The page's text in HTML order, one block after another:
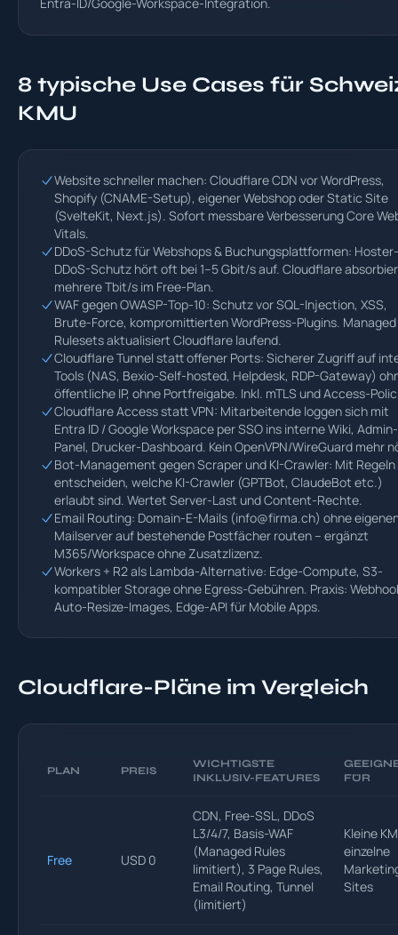
8 typische Use Cases für
KMU
Website schneller machen: Cloudflare CDN vor WordPress,
Shopify (CNAME-Setup), eigener Webshop oder Static Site
(SvelteKit, Next.js). Sofort messbare Verbesserung Core
Vitals.
DDoS-Schutz für Webshops & Buchungsplattformen: Hoster-
DDoS-Schutz hört oft bei 1–5 Gbit/s auf. Cloudflare
mehrere Tbit/s im Free-Plan.
WAF gegen OWASP-Top-10: Schutz vor SQL-Injection, XSS,
Brute-Force, kompromittierten WordPress-Plugins. Managed
Rulesets aktualisiert Cloudflare laufend.
Cloudflare Tunnel statt offener Ports: Sicherer Zugriff auf
Tools (NAS, Bexio-Self-hosted, Helpdesk, RDP-Gateway)
öffentliche IP, ohne Portfreigabe. Inkl. mTLS und Access-
Cloudflare Access statt VPN: Mitarbeitende loggen sich mit
Entra ID / Google Workspace per SSO ins interne Wiki, Admin-
Panel, Drucker-Dashboard. Kein OpenVPN/WireGuard mehr
Bot-Management gegen Scraper und KI-Crawler: Mit Regeln
entscheiden, welche KI-Crawler (GPTBot, ClaudeBot etc.)
erlaubt sind. Wertet Server-Last und Content-Rechte.
Email Routing: Domain-E-Mails (info@firma.ch) ohne
Mailserver auf bestehende Postfächer routen – ergänzt
M365/Workspace ohne Zusatzlizenz.
Workers + R2 als Lambda-Alternative: Edge-Compute, S3-
kompatibler Storage ohne Egress-Gebühren. Praxis:
Auto-Resize-Images, Edge-API für Mobile Apps.
Cloudflare-Pläne im Vergleich
PLAN PREIS
WICHTIGSTE
INKLUSIV-FEATURES
FÜR
Free USD 0
CDN, Free-SSL, DDoS
L3/4/7, Basis-WAF
(Managed Rules
limitiert), 3 Page Rules,
Email Routing, Tunnel
(limitiert)
Kleine
einzelne
Sites